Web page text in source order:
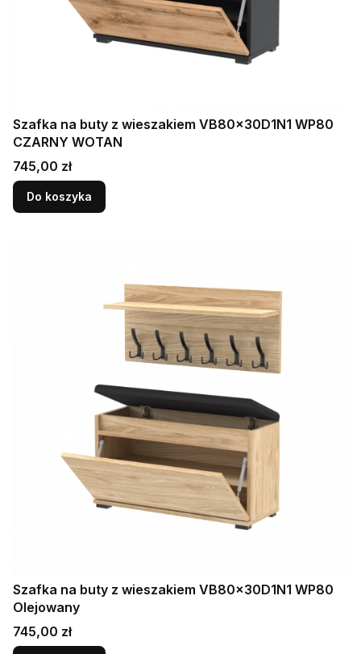
Szafka na buty z wieszakiem VB80x30D1N1 WP80
CZARNY WOTAN
Cena
745,00 zł
Do koszyka
Szafka na buty z wieszakiem VB80x30D1N1 WP80
Olejowany
Cena
745,00 zł